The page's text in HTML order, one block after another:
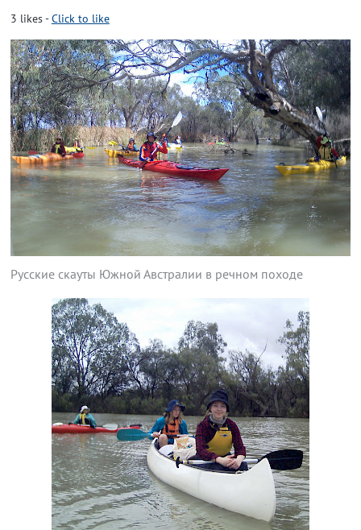
3 likes-Click to like
Русские скауты Южной Австралии в речном походе